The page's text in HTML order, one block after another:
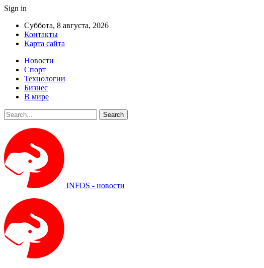
Sign in
Суббота, 8 августа, 2026
Контакты
Карта сайта
Новости
Спорт
Технологии
Бизнес
В мире
INFOS - новости